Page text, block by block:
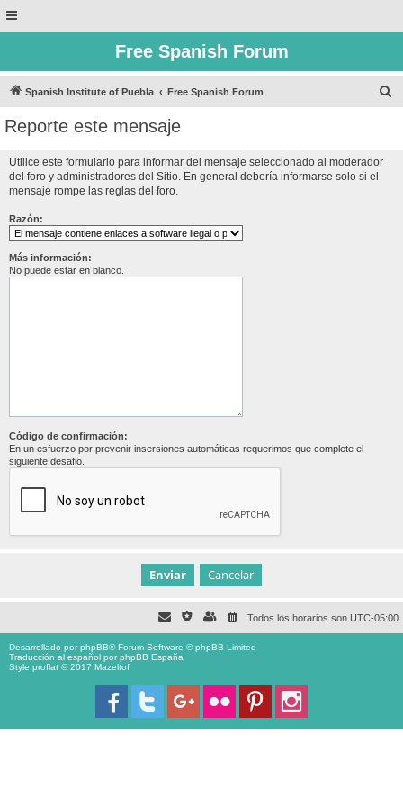
Free Spanish Forum
Spanish Institute of Puebla Free Spanish Forum
Reporte este mensaje
Utilice este formulario para informar del mensaje seleccionado al moderador
del foro y administradores del Sitio. En general debería informarse solo si el
mensaje rompe las reglas del foro.
Razón:
Más información:
No puede estar en blanco.
Código de confirmación:
En un esfuerzo por prevenir insersiones automáticas requerimos que complete el
siguiente desafio.
Todos los horarios son UTC-05:00
Desarrollado porphpBB® Forum Software © phpBB Limited
Traducción al español porphpBB España
Style proflat © 2017 Mazeltof